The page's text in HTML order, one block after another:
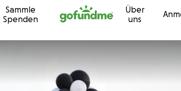
Zum Inhalt
Sammle
Spenden
Über
uns